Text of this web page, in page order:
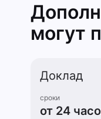
могут
Доклад
сроки
от 24